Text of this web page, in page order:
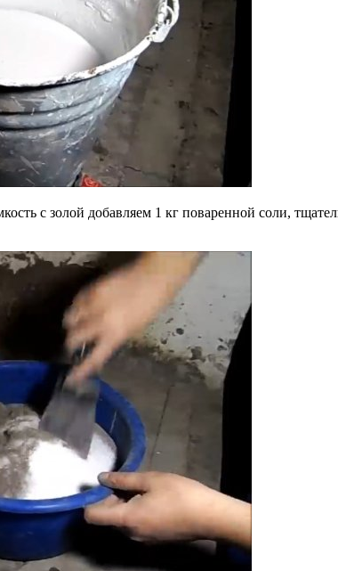
с золой добавляем 1 кг поваренной соли,